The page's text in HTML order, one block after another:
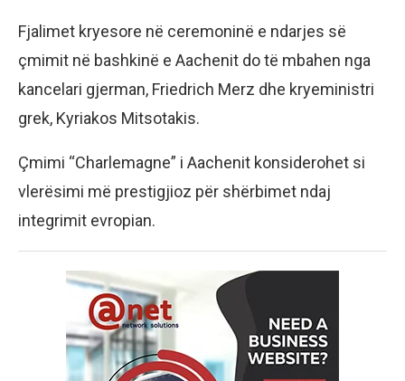
Fjalimet kryesore në ceremoninë e ndarjes së
çmimit në bashkinë e Aachenit do të mbahen nga
kancelari gjerman, Friedrich Merz dhe kryeministri
grek, Kyriakos Mitsotakis.
Çmimi “Charlemagne” i Aachenit konsiderohet si
vlerësimi më prestigjioz për shërbimet ndaj
integrimit evropian.